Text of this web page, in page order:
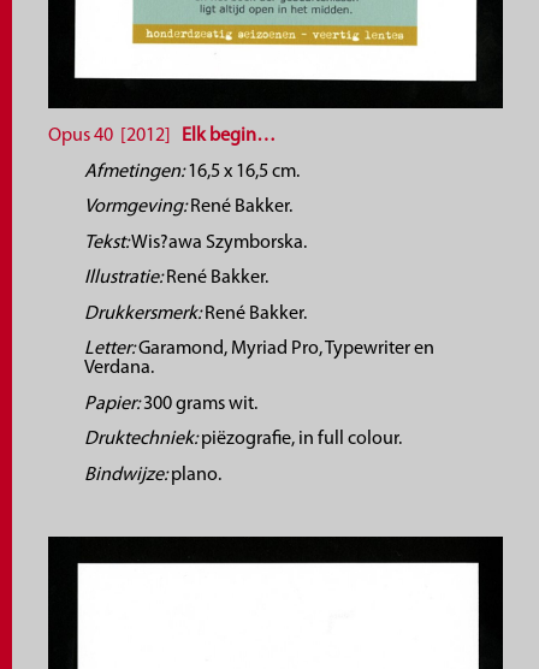
Opus 40 [2012]
Elk begin…
Afmetingen:16,5 x 16,5 cm.
Vormgeving:René Bakker.
Tekst:Wis?awa Szymborska.
Illustratie:René Bakker.
Drukkersmerk:René Bakker.
Letter:Garamond, Myriad Pro, Typewriter en
Verdana.
Papier:300 grams wit.
Druktechniek:piëzografie, in full colour.
Bindwijze:plano.